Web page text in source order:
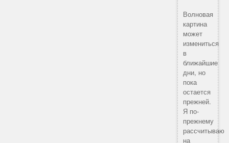
Волновая
картина
может
измениться
в
ближайшие
дни, но
пока
остается
прежней.
Я по-
прежнему
рассчитываю
на